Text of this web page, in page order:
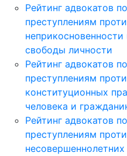
Рейтинг адвокатов по
преступлениям
свободы личности
Рейтинг адвокатов по
преступлениям
конституционных
человека и
Рейтинг адвокатов по
преступлениям
несовершеннолетних